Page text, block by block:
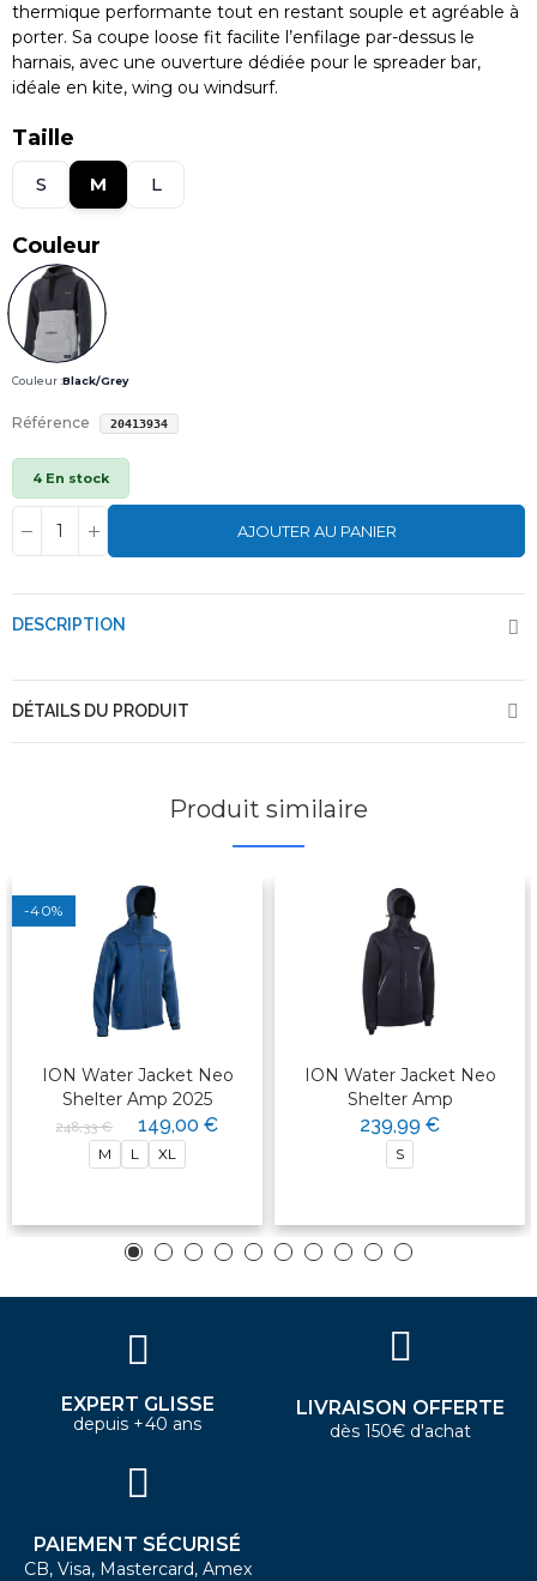
thermique performante tout en restant souple et agréable à
porter. Sa coupe loose fit facilite l’enfilage par-dessus le
harnais, avec une ouverture dédiée pour le spreader bar,
idéale en kite, wing ou windsurf.
Taille
S M L
Couleur
Couleur :Black/Grey
Référence 20413934
4 En stock
AJOUTER AU PANIER
DESCRIPTION
DÉTAILS DU PRODUIT
Produit similaire
-40%
ION Water Jacket Neo
Shelter Amp 2025
248,33 € 149,00 €
M L XL
ION Water Jacket Neo
Shelter Amp
239,99 €
S
EXPERT GLISSE
depuis +40 ans
LIVRAISON OFFERTE
dès 150€ d'achat
PAIEMENT SÉCURISÉ
CB, Visa, Mastercard, Amex